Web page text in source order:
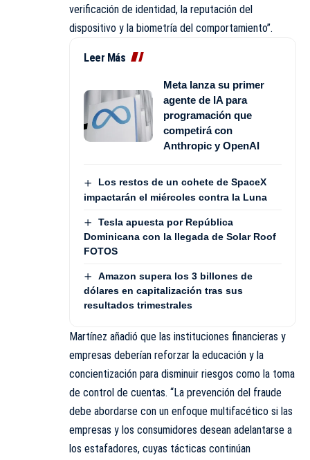
verificación de identidad, la reputación del
dispositivo y la biometría del comportamiento”.
Leer Más
Meta lanza su primer
agente de IA para
programación que
competirá con
Anthropic y OpenAI
Los restos de un cohete de SpaceX
impactarán el miércoles contra la Luna
Tesla apuesta por República
Dominicana con la llegada de Solar Roof
FOTOS
Amazon supera los 3 billones de
dólares en capitalización tras sus
resultados trimestrales
Martínez añadió que las instituciones financieras y
empresas deberían reforzar la educación y la
concientización para disminuir riesgos como la toma
de control de cuentas. “La prevención del fraude
debe abordarse con un enfoque multifacético si las
empresas y los consumidores desean adelantarse a
los estafadores, cuyas tácticas continúan